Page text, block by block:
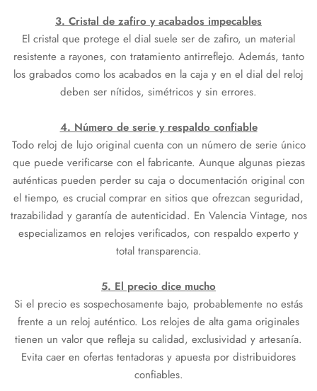
3. Cristal de zafiro y acabados impecables
El cristal que protege el dial suele ser de zafiro, un material
resistente a rayones, con tratamiento antirreflejo. Además, tanto
los grabados como los acabados en la caja y en el dial del reloj
deben ser nítidos, simétricos y sin errores.
4. Número de serie y respaldo confiable
Todo reloj de lujo original cuenta con un número de serie único
que puede verificarse con el fabricante. Aunque algunas piezas
auténticas pueden perder su caja o documentación original con
el tiempo, es crucial comprar en sitios que ofrezcan seguridad,
trazabilidad y garantía de autenticidad. En Valencia Vintage, nos
especializamos en relojes verificados, con respaldo experto y
total transparencia.
5. El precio dice mucho
Si el precio es sospechosamente bajo, probablemente no estás
frente a un reloj auténtico. Los relojes de alta gama originales
tienen un valor que refleja su calidad, exclusividad y artesanía.
Evita caer en ofertas tentadoras y apuesta por distribuidores
confiables.